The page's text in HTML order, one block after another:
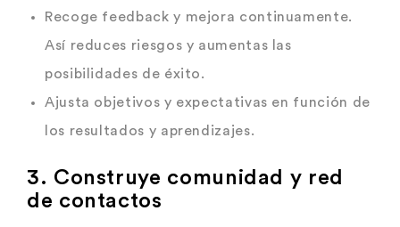
Recoge feedback y mejora continuamente.
Así reduces riesgos y aumentas las
posibilidades de éxito.
Ajusta objetivos y expectativas en función de
los resultados y aprendizajes.
3. Construye comunidad y red
de contactos